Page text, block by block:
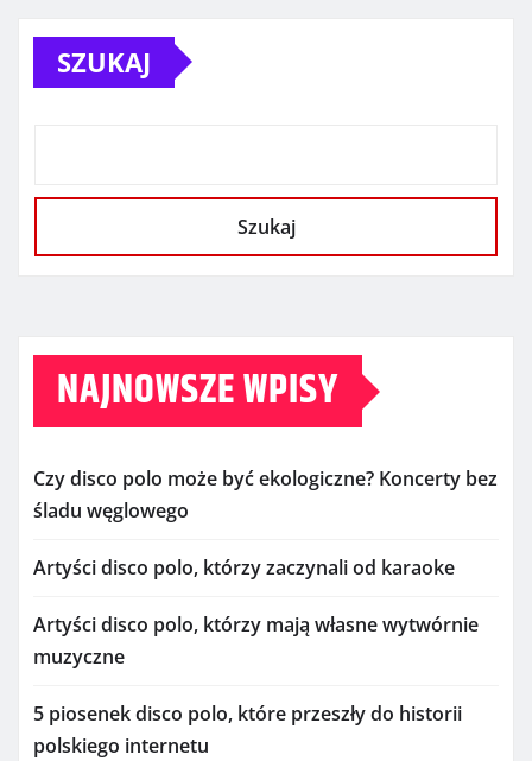
SZUKAJ
Szukaj
NAJNOWSZE WPISY
Czy disco polo może być ekologiczne? Koncerty bez
śladu węglowego
Artyści disco polo, którzy zaczynali od karaoke
Artyści disco polo, którzy mają własne wytwórnie
muzyczne
5 piosenek disco polo, które przeszły do historii
polskiego internetu